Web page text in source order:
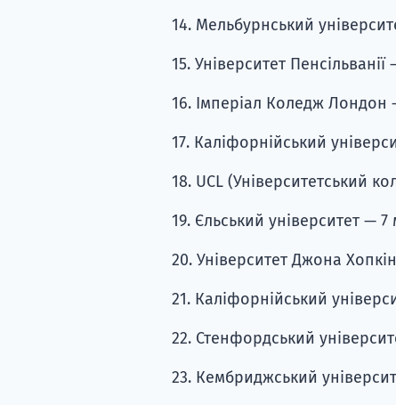
14. Мельбурнський
15. Університет Пенсільванії
16. Імперіал Коледж Лондон
17. Каліфорнійський
18. UCL (Університетський
19. Єльський університет — 7
20. Університет Джона
21. Каліфорнійський
22. Стенфордський
23. Кембриджський